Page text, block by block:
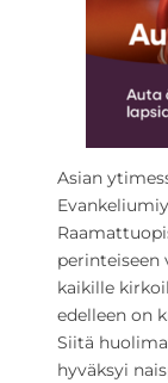
Asian
perinteiseen
kaikille
edelleen on
Siitä
hyväksyi